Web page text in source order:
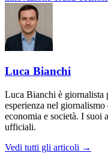
Luca Bianchi
Luca Bianchi è giornalista
esperienza nel
economia e società. I suoi
ufficiali.
Vedi tutti gli articoli →